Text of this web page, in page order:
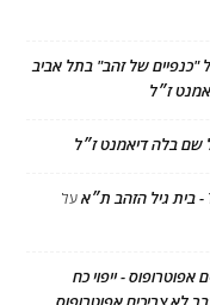
"כנפיים של זהב" בתל אביב
ז״ל
שם בלה דיאמנט ז״ל
על
אפוטרופוס - ייפוי כח